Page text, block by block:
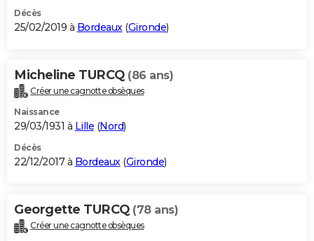
Décès
25/02/2019 à Bordeaux (Gironde)
Micheline TURCQ (86 ans)
Créer une cagnotte obsèques
Naissance
29/03/1931 à Lille (Nord)
Décès
22/12/2017 à Bordeaux(Gironde)
Georgette TURCQ (78 ans)
Créer une cagnotte obsèques